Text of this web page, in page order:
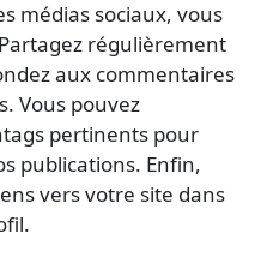
médias sociaux, vous
régulièrement
aux commentaires
Vous pouvez
pertinents pour
publications. Enfin,
vers votre site dans